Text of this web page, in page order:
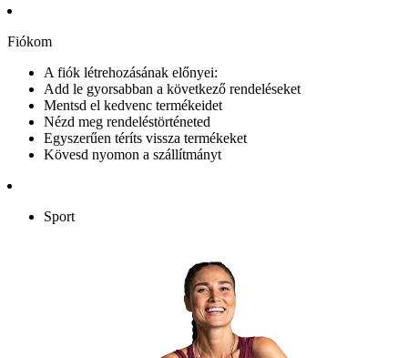
Fiókom
A fiók létrehozásának előnyei:
Add le gyorsabban a következő rendeléseket
Mentsd el kedvenc termékeidet
Nézd meg rendeléstörténeted
Egyszerűen téríts vissza termékeket
Kövesd nyomon a szállítmányt
Sport